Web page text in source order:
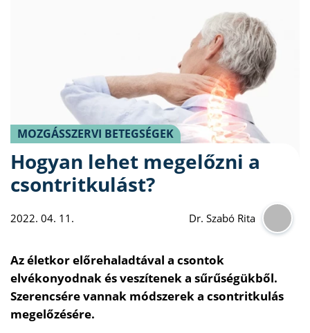
MOZGÁSSZERVI BETEGSÉGEK
Hogyan lehet megelőzni a
csontritkulást?
2022. 04. 11. Dr. Szabó Rita
Az életkor előrehaladtával a csontok
elvékonyodnak és veszítenek a sűrűségükből.
Szerencsére vannak módszerek a csontritkulás
megelőzésére.